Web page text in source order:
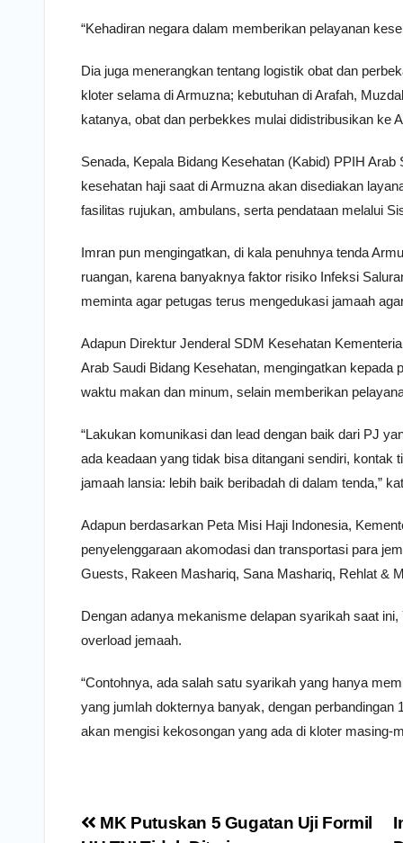
“Kehadiran negara dalam memberikan pelayanan
Dia juga menerangkan tentang logistik obat dan
kloter selama di Armuzna; kebutuhan di Arafah,
katanya, obat dan perbekkes mulai didistribusikan ke
Senada, Kepala Bidang Kesehatan (Kabid) PPIH
kesehatan haji saat di Armuzna akan disediakan
fasilitas rujukan, ambulans, serta pendataan melalui
Imran pun mengingatkan, di kala penuhnya tenda
ruangan, karena banyaknya faktor risiko Infeksi
meminta agar petugas terus mengedukasi jamaah
Adapun Direktur Jenderal SDM Kesehatan
Arab Saudi Bidang Kesehatan, mengingatkan kepada
waktu makan dan minum, selain memberikan
“Lakukan komunikasi dan lead dengan baik dari PJ
ada keadaan yang tidak bisa ditangani sendiri,
jamaah lansia: lebih baik beribadah di dalam tenda,”
Adapun berdasarkan Peta Misi Haji Indonesia,
penyelenggaraan akomodasi dan transportasi para
Guests, Rakeen Mashariq, Sana Mashariq, Rehlat &
Dengan adanya mekanisme delapan syarikah saat
overload jemaah.
“Contohnya, ada salah satu syarikah yang hanya
yang jumlah dokternya banyak, dengan
akan mengisi kekosongan yang ada di kloter masing-
Navigasi
MK Putuskan 5 Gugatan Uji Formil